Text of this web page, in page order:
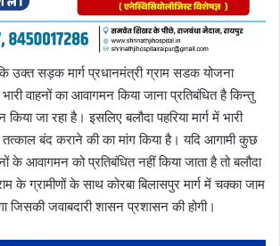
उक्त सड़क मार्ग प्रधानमंत्री ग्राम सडक योजना
वाहनों का आवागमन किया जाना प्रतिबंधित है किन्तु
किया जा रहा है। इसलिए बलौदा पहरिया मार्ग में भारी
बंद कराने की का मांग किया है। यदि आगामी कुछ
के आवागमन को प्रतिबंधित नहीं किया जाता है तो बलौदा
के ग्रामीणों के साथ कोरबा बिलासपुर मार्ग में चक्का जाम
जिसकी जवाबदारी शासन प्रशासन की होगी।